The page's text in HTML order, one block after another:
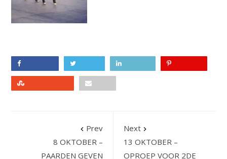
Prev
8 OKTOBER –
PAARDEN GEVEN
Next
13 OKTOBER –
OPROEP VOOR 2DE